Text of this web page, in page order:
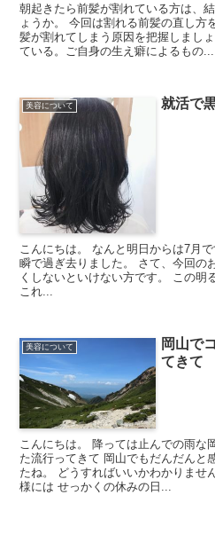
朝起きたら前髪が割れている方は、
ょうか。 今回は割れる前髪の直し方
髪が割れてしまう原因を把握しまし
ている。ご自身の生え癖によるもの...
美容について 就活で
こんにちは。 なんと明日からは7月
瞬で過ぎ去りました。 さて、今回の
くしないといけない方です。 この明
これ...
美容について
岡山で
てきて
こんにちは。 降っては止んでの雨な
た流行ってきて 岡山でもだんだんと
たね。 どうすればいいかわかりませ
様には せっかくの休みの日...